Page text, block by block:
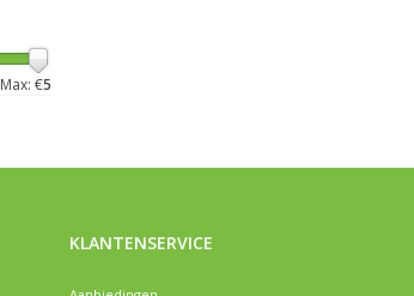
Max: €5
KLANTENSERVICE